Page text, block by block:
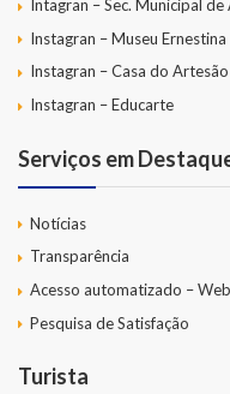
Intagran – Sec. Municipal de
Instagran – Museu Ernestina
Instagran – Casa do Artesão
Instagran – Educarte
Serviços em
Notícias
Transparência
Acesso automatizado –
Pesquisa de Satisfação
Turista